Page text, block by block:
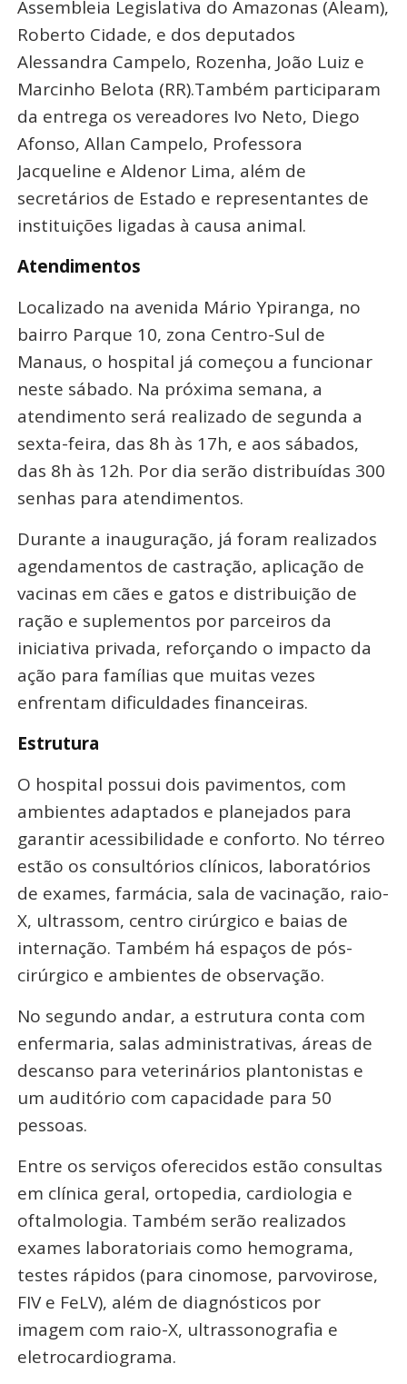
Assembleia Legislativa do Amazonas (Aleam),
Roberto Cidade, e dos deputados
Alessandra Campelo, Rozenha, João Luiz e
Marcinho Belota (RR).Também participaram
da entrega os vereadores Ivo Neto, Diego
Afonso, Allan Campelo, Professora
Jacqueline e Aldenor Lima, além de
secretários de Estado e representantes de
instituições ligadas à causa animal.
Atendimentos
Localizado na avenida Mário Ypiranga, no
bairro Parque 10, zona Centro-Sul de
Manaus, o hospital já começou a funcionar
neste sábado. Na próxima semana, a
atendimento será realizado de segunda a
sexta-feira, das 8h às 17h, e aos sábados,
das 8h às 12h. Por dia serão distribuídas 300
senhas para atendimentos.
Durante a inauguração, já foram realizados
agendamentos de castração, aplicação de
vacinas em cães e gatos e distribuição de
ração e suplementos por parceiros da
iniciativa privada, reforçando o impacto da
ação para famílias que muitas vezes
enfrentam dificuldades financeiras.
Estrutura
O hospital possui dois pavimentos, com
ambientes adaptados e planejados para
garantir acessibilidade e conforto. No térreo
estão os consultórios clínicos, laboratórios
de exames, farmácia, sala de vacinação, raio-
X, ultrassom, centro cirúrgico e baias de
internação. Também há espaços de pós-
cirúrgico e ambientes de observação.
No segundo andar, a estrutura conta com
enfermaria, salas administrativas, áreas de
descanso para veterinários plantonistas e
um auditório com capacidade para 50
pessoas.
Entre os serviços oferecidos estão consultas
em clínica geral, ortopedia, cardiologia e
oftalmologia. Também serão realizados
exames laboratoriais como hemograma,
testes rápidos (para cinomose, parvovirose,
FIV e FeLV), além de diagnósticos por
imagem com raio-X, ultrassonografia e
eletrocardiograma.